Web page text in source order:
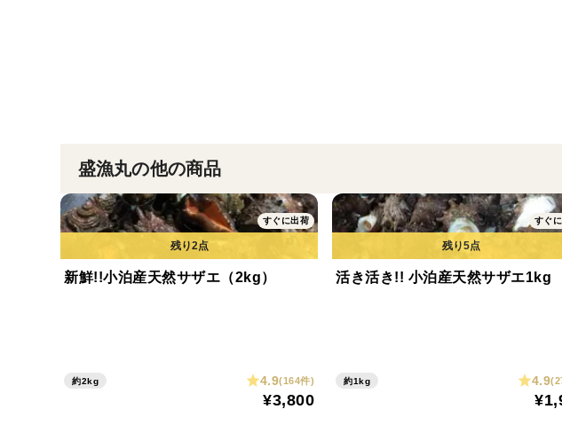
配送に
品質第
年末年
盛漁丸の他の商品
すぐに出荷
新鮮!!小泊産天然サザエ（2kg）
約2kg 4.9(164件)
¥3,800
すぐ
活き活き!! 小泊産天然サザエ1kg
約1kg 4.9